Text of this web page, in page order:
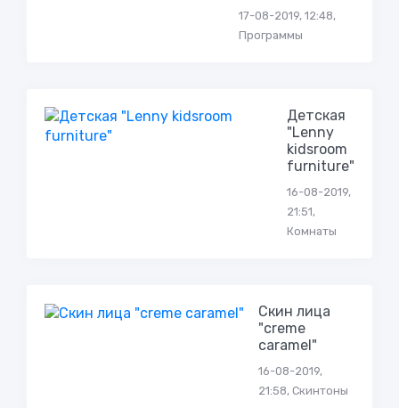
17-08-2019, 12:48,
Программы
Детская
"Lenny
kidsroom
furniture"
16-08-2019,
21:51,
Комнаты
Скин лица
"creme
caramel"
16-08-2019,
21:58, Скинтоны